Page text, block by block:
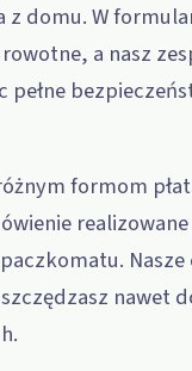
domu. W
a nasz
formom
Nasze
nawet